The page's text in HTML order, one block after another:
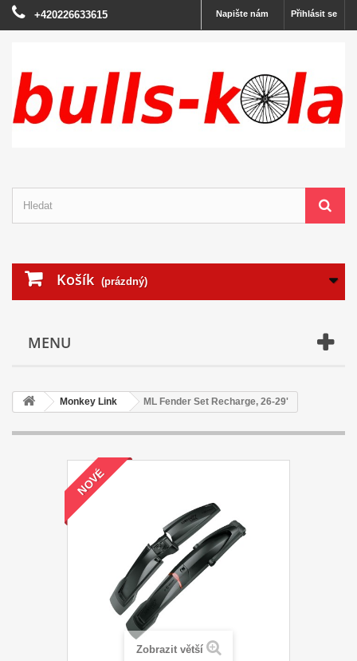
Přihlásit se
Napište nám
+420226633615
Košík (prázdný)
MENU
Monkey Link ML Fender Set Recharge, 26-29'
NOVÉ
Zobrazit větší